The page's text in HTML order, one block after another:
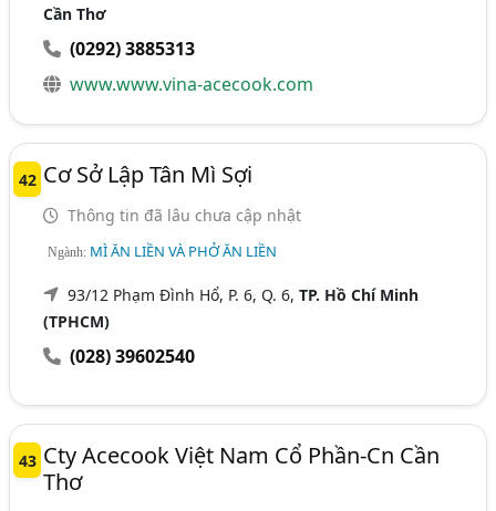
Cần Thơ
(0292) 3885313
www.www.vina-acecook.com
42 Cơ Sở Lập Tân Mì Sợi
Thông tin đã lâu chưa cập nhật
Ngành: MÌ ĂN LIỀN VÀ PHỞ ĂN LIỀN
93/12 Phạm Đình Hổ, P. 6, Q. 6,TP. Hồ Chí Minh
(TPHCM)
(028) 39602540
43 Cty Acecook Việt Nam Cổ Phần-Cn Cần
Thơ